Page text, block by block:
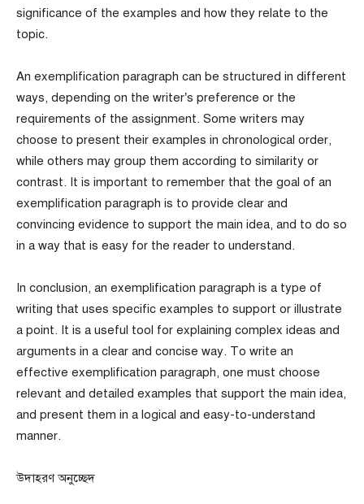
significance of the examples and how they relate to the
topic.
An exemplification paragraph can be structured in different
ways, depending on the writer’s preference or the
requirements of the assignment. Some writers may
choose to present their examples in chronological order,
while others may group them according to similarity or
contrast. It is important to remember that the goal of an
exemplification paragraph is to provide clear and
convincing evidence to support the main idea, and to do so
in a way that is easy for the reader to understand.
In conclusion, an exemplification paragraph is a type of
writing that uses specific examples to support or illustrate
a point. It is a useful tool for explaining complex ideas and
arguments in a clear and concise way. To write an
effective exemplification paragraph, one must choose
relevant and detailed examples that support the main idea,
and present them in a logical and easy-to-understand
manner.
উদাহরণ অনুচ্ছেদ